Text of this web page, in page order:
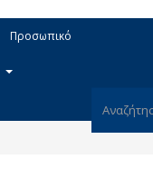
Προσωπικό